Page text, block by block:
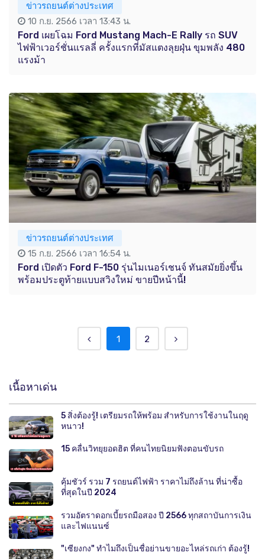
ข่าวรถยนต์ต่างประเทศ
10 ก.ย. 2566 เวลา 13:43 น.
Ford เผยโฉม Ford Mustang Mach-E Rally รถ SUV
ไฟฟ้าเวอร์ชั่นแรลลี่ ครั้งแรกที่มัสแตงลุยฝุ่น ขุมพลัง 480
แรงม้า
ข่าวรถยนต์ต่างประเทศ
15 ก.ย. 2566 เวลา 16:54 น.
Ford เปิดตัว Ford F-150 รุ่นไมเนอร์เชนจ์ ทันสมัยยิ่งขึ้น
พร้อมประตูท้ายแบบสวิงใหม่ ขายปีหน้านี้!
1 2
เนื้อหาเด่น
5 สิ่งต้องรู้! เตรียมรถให้พร้อม สำหรับการใช้งานในฤดู
หนาว!
15 คลื่นวิทยุยอดฮิต ที่คนไทยนิยมฟังตอนขับรถ
คุ้มชัวร์ รวม 7 รถยนต์ไฟฟ้า ราคาไม่ถึงล้าน ที่น่าซื้อ
ที่สุดในปี 2024
รวมอัตราดอกเบี้ยรถมือสอง ปี 2566 ทุกสถาบันการเงิน
และไฟแนนซ์
"เซียงกง" ทำไมถึงเป็นชื่อย่านขายอะไหล่รถเก่า ต้องรู้!